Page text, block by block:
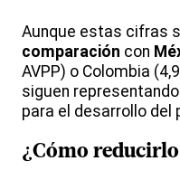
Aunque estas cifras
comparación con
AVPP) o Colombia
siguen
para el desarrollo del
¿Cómo reducirlo